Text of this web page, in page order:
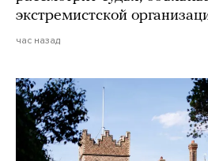
экстремистской
час назад